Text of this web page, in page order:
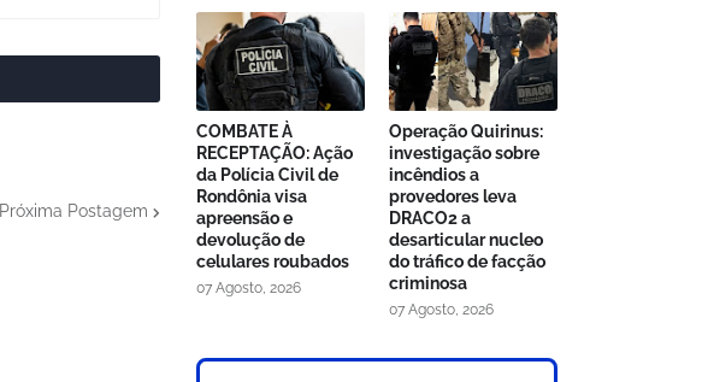
Próxima Postagem
COMBATE À
RECEPTAÇÃO: Ação
da Polícia Civil de
Rondônia visa
apreensão e
devolução de
celulares roubados
07 Agosto, 2026
Operação Quirinus:
investigação sobre
incêndios a
provedores leva
DRACO2 a
desarticular nucleo
do tráfico de facção
criminosa
07 Agosto, 2026